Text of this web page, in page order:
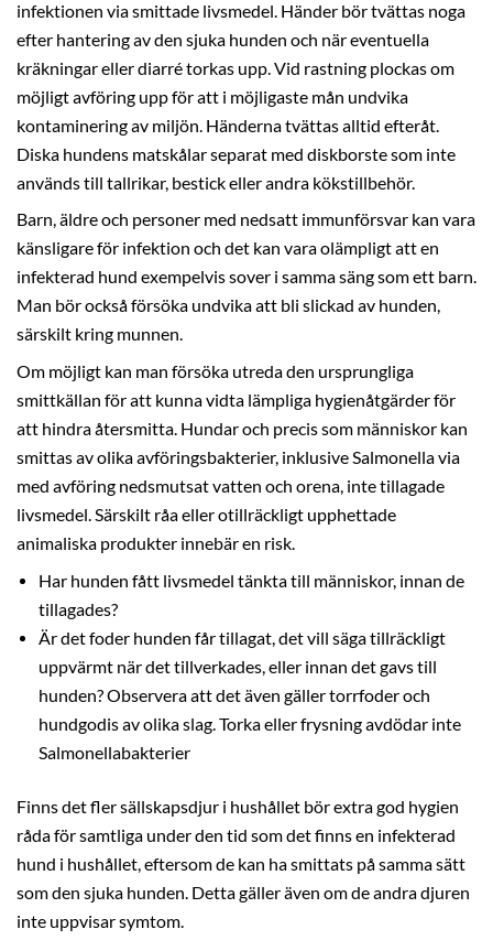
infektionen via smittade livsmedel. Händer bör tvättas noga
efter hantering av den sjuka hunden och när eventuella
kräkningar eller diarré torkas upp. Vid rastning plockas om
möjligt avföring upp för att i möjligaste mån undvika
kontaminering av miljön. Händerna tvättas alltid efteråt.
Diska hundens matskålar separat med diskborste som inte
används till tallrikar, bestick eller andra kökstillbehör.
Barn, äldre och personer med nedsatt immunförsvar kan vara
känsligare för infektion och det kan vara olämpligt att en
infekterad hund exempelvis sover i samma säng som ett barn.
Man bör också försöka undvika att bli slickad av hunden,
särskilt kring munnen.
Om möjligt kan man försöka utreda den ursprungliga
smittkällan för att kunna vidta lämpliga hygienåtgärder för
att hindra återsmitta. Hundar och precis som människor kan
smittas av olika avföringsbakterier, inklusive Salmonella via
med avföring nedsmutsat vatten och orena, inte tillagade
livsmedel. Särskilt råa eller otillräckligt upphettade
animaliska produkter innebär en risk.
Har hunden fått livsmedel tänkta till människor, innan de
tillagades?
Är det foder hunden får tillagat, det vill säga tillräckligt
uppvärmt när det tillverkades, eller innan det gavs till
hunden? Observera att det även gäller torrfoder och
hundgodis av olika slag. Torka eller frysning avdödar inte
Salmonellabakterier
Finns det fler sällskapsdjur i hushållet bör extra god hygien
råda för samtliga under den tid som det finns en infekterad
hund i hushållet, eftersom de kan ha smittats på samma sätt
som den sjuka hunden. Detta gäller även om de andra djuren
inte uppvisar symtom.